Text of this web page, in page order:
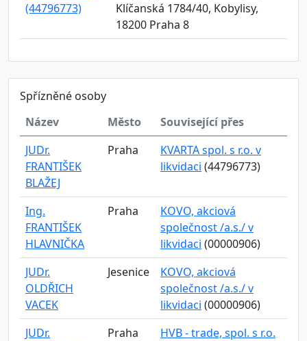
(44796773)
Klíčanská 1784/40, Kobylisy,
18200 Praha 8
Spřízněné osoby
Název
Město
Související přes
JUDr.
FRANTIŠEK
BLAŽEJ
Praha
KVARTA spol. s r.o. v
likvidaci (44796773)
Ing.
FRANTIŠEK
HLAVNIČKA
Praha
KOVO, akciová
společnost /a.s./ v
likvidaci (00000906)
JUDr.
OLDŘICH
VACEK
Jesenice
KOVO, akciová
společnost /a.s./ v
likvidaci (00000906)
JUDr.
Praha
HVB - trade, spol. s r.o.